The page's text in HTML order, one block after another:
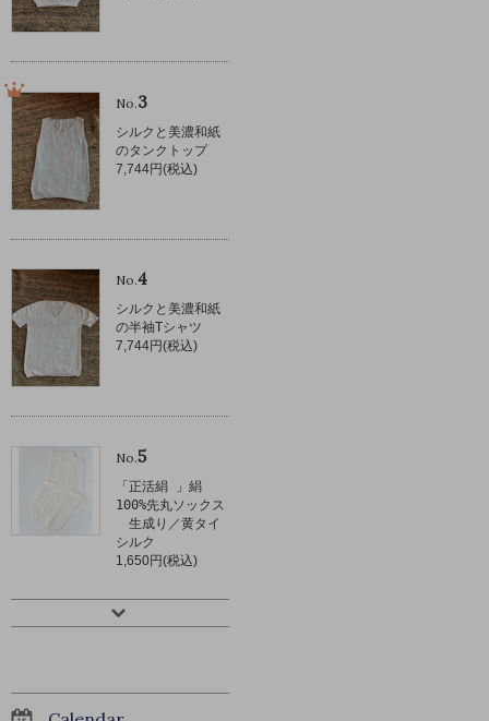
No.3
シルクと美濃和紙
のタンクトップ
7,744円(税込)
No.4
シルクと美濃和紙
の半袖Tシャツ
7,744円(税込)
No.5
「正活絹 」絹
100%先丸ソックス
生成り／黄タイ
シルク
1,650円(税込)